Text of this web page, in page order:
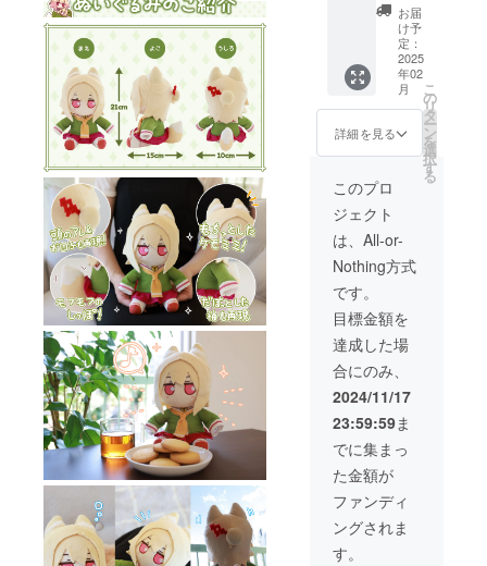
紙イラ
ストは
イメー
ジ画像
になり
ます。
●必ず備
考欄
れる宛
記入く
ださ
宛名の
合は
「宛名
不要」
とご記
入くだ
●恐縮で
すが、
備考欄
記入後
の宛名
変更は
不可と
ぱいプ
ラン
【30名
様限
定！】
ぬいぐ
るみ１
体5100
円が割
なって
いるお
得なプ
ランで
す。 ・
ぬいぐ
ン
キュー
レ
ター 1
点 ・ぷ
に缶 1
点 ・ア
クリル
スタン
ド 1点
・タペ
スト
リー 1
お届
け予
定：
2025
年02
月
詳細を見る
こ
の
リ
タ
ー
ン
を
選
択
す
る
このプロ
ジェクト
は、All-or-
Nothing方式
です。
目標金額を
達成した場
合にのみ、
2024/11/17
23:59:59ま
でに集まっ
た金額が
ファンディ
ングされま
す。